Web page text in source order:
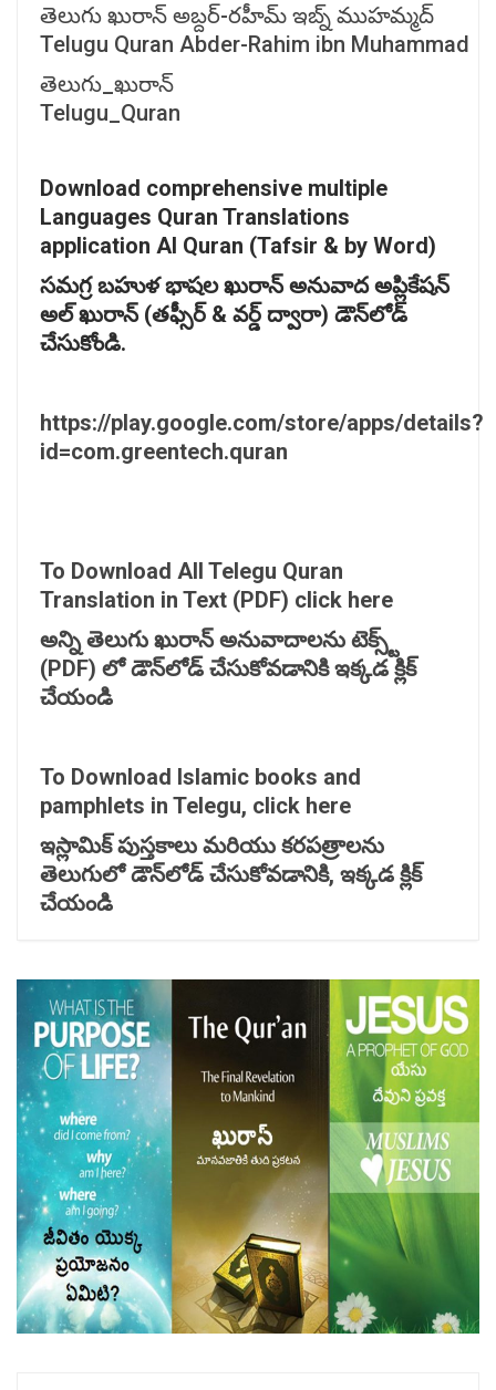
తెలుగు ఖురాన్ అబ్దర్-రహీమ్ ఇబ్న్ ముహమ్మద్
Telugu Quran Abder-Rahim ibn Muhammad
తెలుగు_ఖురాన్
Telugu_Quran
Download comprehensive multiple
Languages Quran Translations
application Al Quran (Tafsir & by Word)
సమగ్రబహుళభాషలఖురాన్అనువాదఅప్లికేషన్
అల్ఖురాన్ (తఫ్సీర్ & వర్డ్ ద్వారా) డౌన్‌లోడ్
చేసుకోండి.
https://play.google.com/store/apps/details?
id=com.greentech.quran
To Download All Telegu Quran
Translation in Text (PDF) click here
అన్నితెలుగు ఖురాన్అనువాదాలను టెక్స్ట్
(PDF) లోడౌన్‌లోడ్ చేసుకోవడానికిఇక్కడ క్లిక్
చేయండి
To Download Islamic books and
pamphlets in Telegu, click here
ఇస్లామిక్పుస్తకాలు మరియు కరపత్రాలను
తెలుగులోడౌన్‌లోడ్ చేసుకోవడానికి, ఇక్కడ క్లిక్
చేయండి